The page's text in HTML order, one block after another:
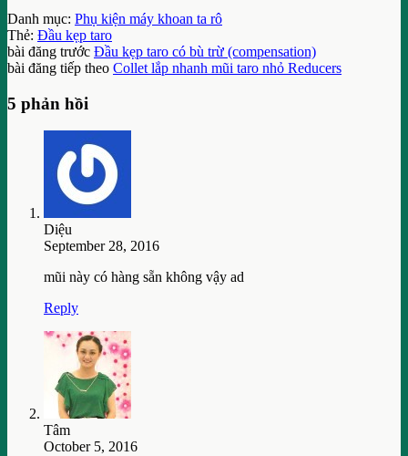
Danh mục: Phụ kiện máy khoan ta rô
Thẻ: Đầu kẹp taro
bài đăng trước Đầu kẹp taro có bù trừ (compensation)
bài đăng tiếp theo Collet lắp nhanh mũi taro nhỏ Reducers
5 phản hồi
Diệu
September 28, 2016
mũi này có hàng sẵn không vậy ad
Reply
Tâm
October 5, 2016